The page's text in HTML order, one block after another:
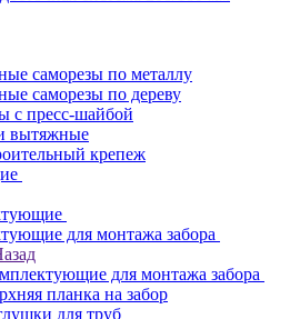
саморезы по металлу
саморезы по дереву
с пресс-шайбой
вытяжные
крепеж
для монтажа забора
для монтажа забора
планка на забор
для труб